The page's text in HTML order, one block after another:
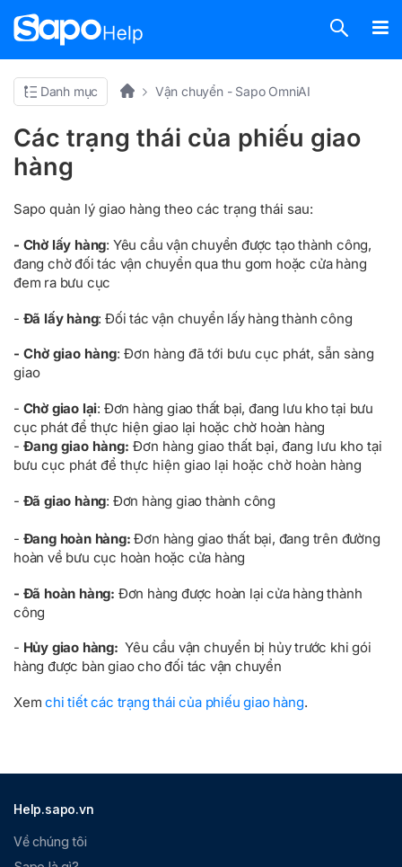
Danh mục Vận chuyển - Sapo OmniAI
Các trạng thái của phiếu giao
hàng
Sapo quản lý giao hàng theo các trạng thái sau:
- Chờ lấy hàng: Yêu cầu vận chuyển được tạo thành công,
đang chờ đối tác vận chuyển qua thu gom hoặc cửa hàng
đem ra bưu cục
- Đã lấy hàng:Đối tác vận chuyển lấy hàng thành công
- Chờ giao hàng: Đơn hàng đã tới bưu cục phát, sẵn sàng
giao
- Chờ giao lại: Đơn hàng giao thất bại, đang lưu kho tại bưu
cục phát để thực hiện giao lại hoặc chờ hoàn hàng
- Đang giao hàng: Đơn hàng giao thất bại, đang lưu kho tại
bưu cục phát để thực hiện giao lại hoặc chờ hoàn hàng
- Đã giao hàng: Đơn hàng giao thành công
- Đang hoàn hàng:Đơn hàng giao thất bại, đang trên đường
hoàn về bưu cục hoàn hoặc cửa hàng
- Đã hoàn hàng: Đơn hàng được hoàn lại cửa hàng thành
công
- Hủy giao hàng: Yêu cầu vận chuyển bị hủy trước khi gói
hàng được bàn giao cho đối tác vận chuyển
Xemchi tiết các trạng thái của phiếu giao hàng.
Help.sapo.vn
Về chúng tôi